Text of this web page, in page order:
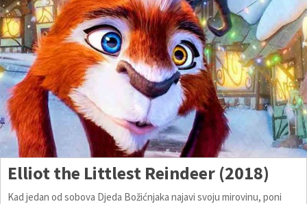
Elliot the Littlest Reindeer (2018)
Kad jedan od sobova Djeda Božićnjaka najavi svoju mirovinu, poni